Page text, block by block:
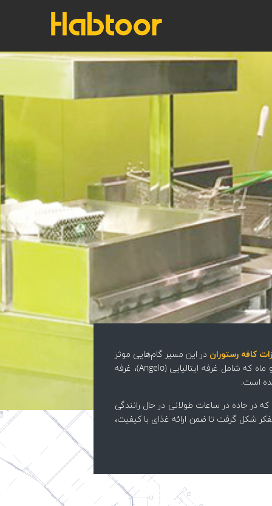
کافه رستوران در این مسیر گام‌هایی موثر
برداشت. فود کورت مهر و ماه در شش کیلومتری شهر قم افتتاح شد. مشاوره، ارائه نقشه‌های تاسیسات، طراحی و تجهیز و راه اندازی فود کورت مهر و ماه که شامل غرفه ایتالیایی (Angelo)، غرفه
در جاده در ساعات طولانی در حال رانندگی
شکل گرفت تا ضمن ارائه غذای با کیفیت،